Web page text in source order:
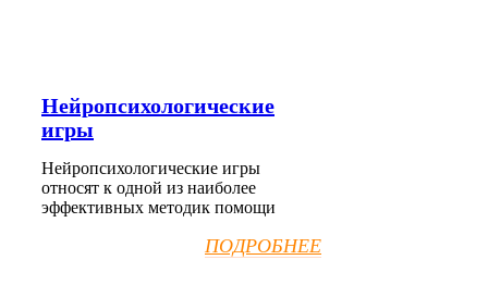
Нейропсихологические
игры
Нейропсихологические игры
относят к одной из наиболее
эффективных методик помощи
ПОДРОБНЕЕ